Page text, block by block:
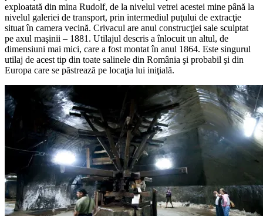
exploatată din mina Rudolf, de la nivelul vetrei acestei mine până la
nivelul galeriei de transport, prin intermediul puţului de extracţie
situat în camera vecină. Crivacul are anul construcţiei sale sculptat
pe axul maşinii – 1881. Utilajul descris a înlocuit un altul, de
dimensiuni mai mici, care a fost montat în anul 1864. Este singurul
utilaj de acest tip din toate salinele din România şi probabil şi din
Europa care se păstrează pe locaţia lui iniţială.